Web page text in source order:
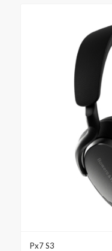
Px7 S3